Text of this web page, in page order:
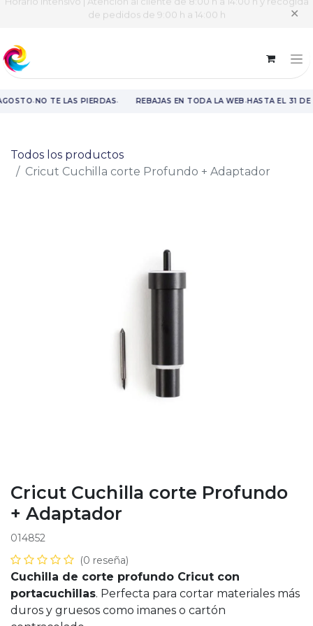
Horario intensivo | Atención al cliente de 8:00 h a 14:00 h y recogida
de pedidos de 9:00 h a 14:00 h
✕
·NO TE LAS PIERDAS· REBAJAS EN TODA LA WEB·HASTA EL 31 DE
Todos los productos
Cricut Cuchilla corte Profundo + Adaptador
Cricut Cuchilla corte Profundo
+ Adaptador
014852
(0 reseña)
Cuchilla de corte profundo Cricut con
portacuchillas. Perfecta para cortar materiales más
duros y gruesos como imanes o cartón